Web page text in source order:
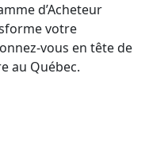
d’Acheteur
votre
vous en tête de
au Québec.